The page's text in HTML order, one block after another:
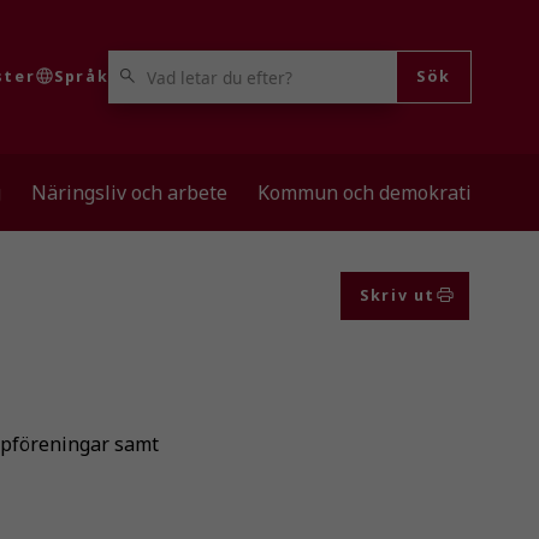
Språk
VAD LETAR DU EFTER?
Sök
Näringsliv och arbete Kommun och demokrati
Skriv ut
samt